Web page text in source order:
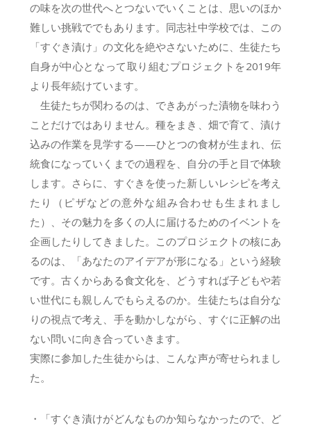
の味を次の世代へとつないでいくことは、思いのほか
難しい挑戦ででもあります。同志社中学校では、この
「すぐき漬け」の文化を絶やさないために、生徒たち
自身が中心となって取り組むプロジェクトを2019年
より長年続けています。
生徒たちが関わるのは、できあがった漬物を味わう
ことだけではありません。種をまき、畑で育て、漬け
込みの作業を見学する——ひとつの食材が生まれ、伝
統食になっていくまでの過程を、自分の手と目で体験
します。さらに、すぐきを使った新しいレシピを考え
たり（ピザなどの意外な組み合わせも生まれまし
た）、その魅力を多くの人に届けるためのイベントを
企画したりしてきました。このプロジェクトの核にあ
るのは、「あなたのアイデアが形になる」という経験
です。古くからある食文化を、どうすれば子どもや若
い世代にも親しんでもらえるのか。生徒たちは自分な
りの視点で考え、手を動かしながら、すぐに正解の出
ない問いに向き合っていきます。
実際に参加した生徒からは、こんな声が寄せられまし
た。
・「すぐき漬けがどんなものか知らなかったので、ど